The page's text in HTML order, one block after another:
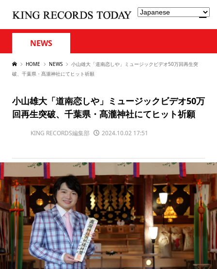
NEWS
HOME NEWS
小山雄大「道南恋しや」ミュージックビデオ50万回再生突
破、千葉県・髙瀧神社にてヒット祈願
小山雄大「道南恋しや」ミュージックビデオ50万
回再生突破、千葉県・髙瀧神社にてヒット祈願
KING RECORDS編集部 2024.10.02 17:51